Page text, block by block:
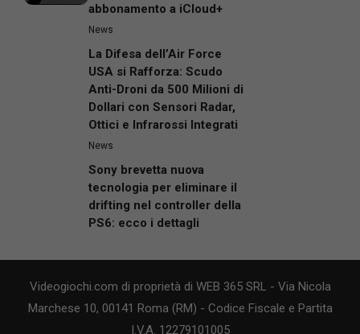
abbonamento a iCloud+
News
La Difesa dell’Air Force
USA si Rafforza: Scudo
Anti-Droni da 500 Milioni di
Dollari con Sensori Radar,
Ottici e Infrarossi Integrati
News
Sony brevetta nuova
tecnologia per eliminare il
drifting nel controller della
PS6: ecco i dettagli
Videogiochi.com di proprietà di WEB 365 SRL - Via Nicola
Marchese 10, 00141 Roma (RM) - Codice Fiscale e Partita
I.V.A. 12279101005